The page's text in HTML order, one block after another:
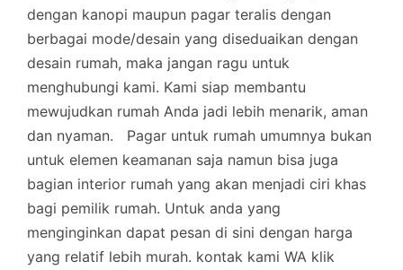
dengan kanopi maupun pagar teralis dengan
berbagai mode/desain yang diseduaikan dengan
desain rumah, maka jangan ragu untuk
menghubungi kami. Kami siap membantu
mewujudkan rumah Anda jadi lebih menarik, aman
dan nyaman.
Pagar untuk rumah umumnya bukan
untuk elemen keamanan saja namun bisa juga
bagian interior rumah yang akan menjadi ciri khas
bagi pemilik rumah. Untuk anda yang
menginginkan dapat pesan di sini dengan harga
yang relatif lebih murah. kontak kami WA klik